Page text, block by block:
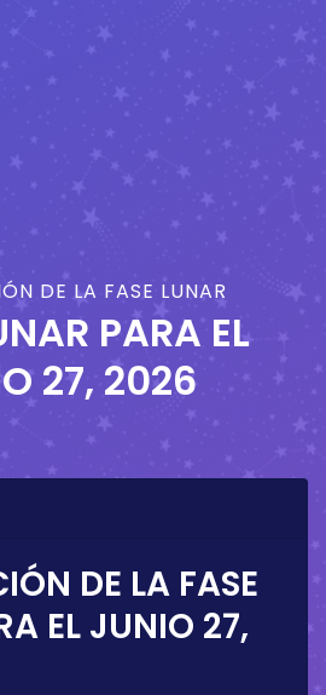
DE LA FASE LUNAR
PARA EL
27, 2026
DE LA FASE
EL JUNIO 27,